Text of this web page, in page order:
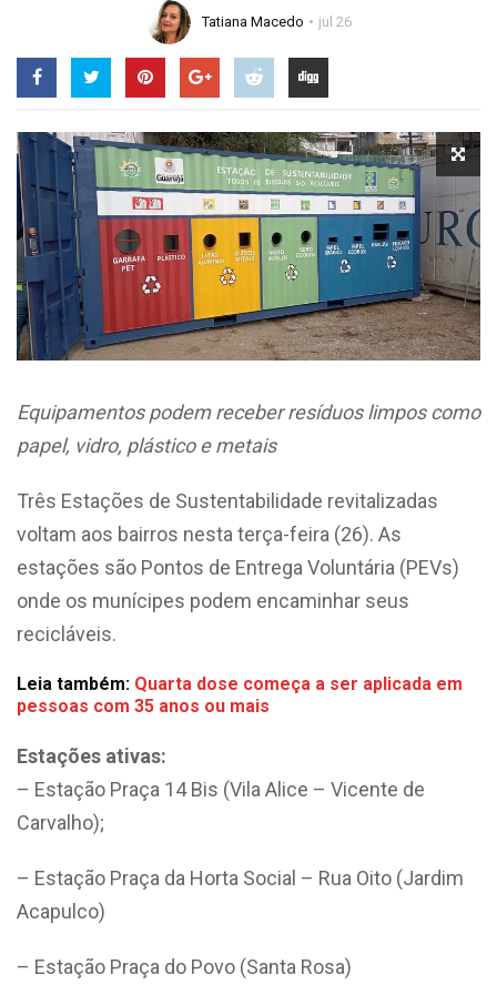
Tatiana Macedo jul 26
Equipamentos podem receber resíduos limpos como
papel, vidro, plástico e metais
Três Estações de Sustentabilidade revitalizadas
voltam aos bairros nesta terça-feira (26). As
estações são Pontos de Entrega Voluntária (PEVs)
onde os munícipes podem encaminhar seus
recicláveis.
Leia também: Quarta dose começa a ser aplicada em
pessoas com 35 anos ou mais
Estações ativas:
– Estação Praça 14 Bis (Vila Alice – Vicente de
Carvalho);
– Estação Praça da Horta Social – Rua Oito (Jardim
Acapulco)
– Estação Praça do Povo (Santa Rosa)